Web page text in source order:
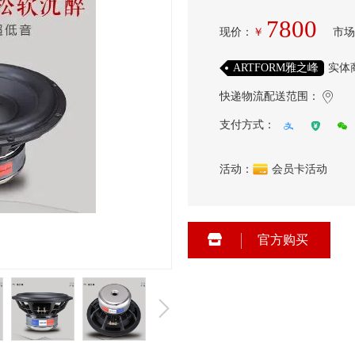
现价 ： ￥ 7800 市
ARTFORM雅之峰 实体
快递物流配送范围：
支付方式：
活动： 会员卡活动
官方购买